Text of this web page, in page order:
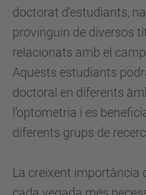
doctorat d’estudiants,
provinguin de diversos
relacionats amb el camp
Aquests estudiants
doctoral en diferents
l’optometria i es
diferents grups de
La creixent importància